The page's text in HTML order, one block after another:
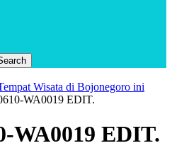
Wisata di Bojonegoro ini
WA0019 EDIT.
WA0019 EDIT.